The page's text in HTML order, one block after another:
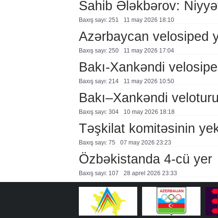
Sahib Ələkbərov:
Baxış sayı: 251 11 may 2026 18:10
Azərbaycan velosiped
Baxış sayı: 250 11 may 2026 17:04
Bakı-Xankəndi
Baxış sayı: 214 11 may 2026 10:50
Bakı–Xankəndi
Baxış sayı: 304 10 may 2026 18:18
Təşkilat komitəsinin
Baxış sayı: 75 07 may 2026 23:23
Özbəkistanda 4-cü yer
Baxış sayı: 107 28 aprel 2026 23:33